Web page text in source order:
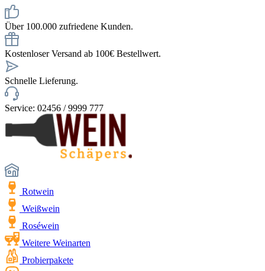
Über 100.000 zufriedene Kunden.
Kostenloser Versand ab 100€ Bestellwert.
Schnelle Lieferung.
Service: 02456 / 9999 777
Rotwein
Weißwein
Roséwein
Weitere Weinarten
Probierpakete